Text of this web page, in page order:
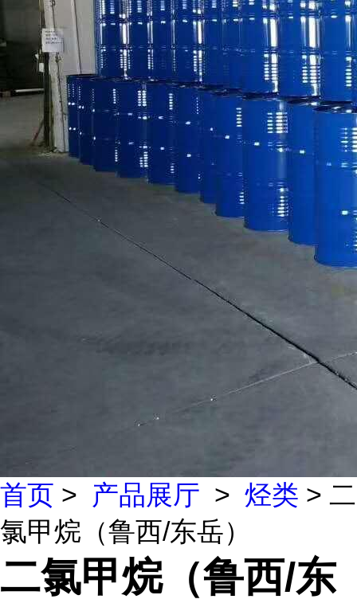
首页 > 产品展厅 > 烃类 > 二
氯甲烷（鲁西/东岳）
二氯甲烷（鲁西/东